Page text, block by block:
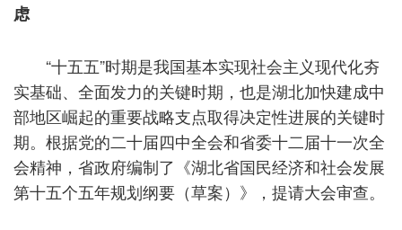
虑
“十五五”时期是我国基本实现社会主义现代化夯
实基础、全面发力的关键时期，也是湖北加快建成中
部地区崛起的重要战略支点取得决定性进展的关键时
期。根据党的二十届四中全会和省委十二届十一次全
会精神，省政府编制了《湖北省国民经济和社会发展
第十五个五年规划纲要（草案）》，提请大会审查。